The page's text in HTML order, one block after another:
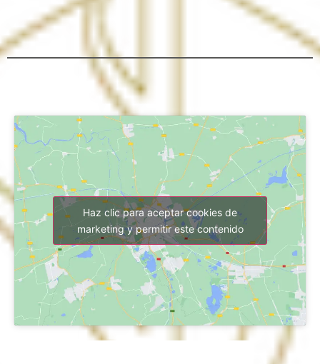
Haz clic para aceptar cookies de
marketing y permitir este contenido